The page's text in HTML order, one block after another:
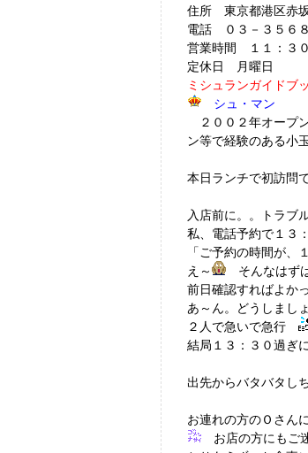
住所 東京都港区赤
電話 ０３－３５６
営業時間 １１：３０
定休日 月曜日
ミシュランガイドブ
シュ・マン
２００２年オープ
ン等で経験のある小
本日ランチで初訪問で
入店前に。。トラブ
私、電話予約で１３
「ご予約の時間が、
え～
そんなはず
前日確認すればよか
あ～ん。どうしまし
２人で急いで急行
結局１３：３０過ぎに
出先からバタバタし
お連れの方のＯさん
お店の方にもご